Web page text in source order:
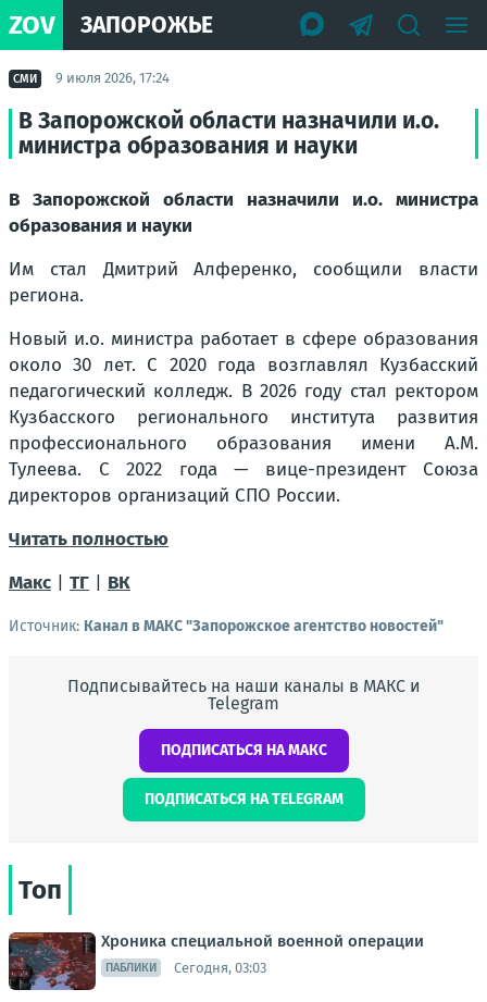
ZOV ЗАПОРОЖЬЕ
СМИ 9 июля 2026, 17:24
В Запорожской области назначили и.о.
министра образования и науки
В Запорожской области назначили и.о. министра
образования и науки
Им стал Дмитрий Алференко, сообщили власти
региона.
Новый и.о. министра работает в сфере образования
около 30 лет. С 2020 года возглавлял Кузбасский
педагогический колледж. В 2026 году стал ректором
Кузбасского регионального института развития
профессионального образования имени А.М.
Тулеева. С 2022 года — вице-президент Союза
директоров организаций СПО России.
Читать полностью
Макс
ТГ ВК
Источник: Канал в МАКС "Запорожское агентство новостей"
Подписывайтесь на наши каналы в МАКС и
Telegram
ПОДПИСАТЬСЯ НА МАКС
ПОДПИСАТЬСЯ НА TELEGRAM
Топ
Хроника специальной военной операции
ПАБЛИКИ Сегодня, 03:03